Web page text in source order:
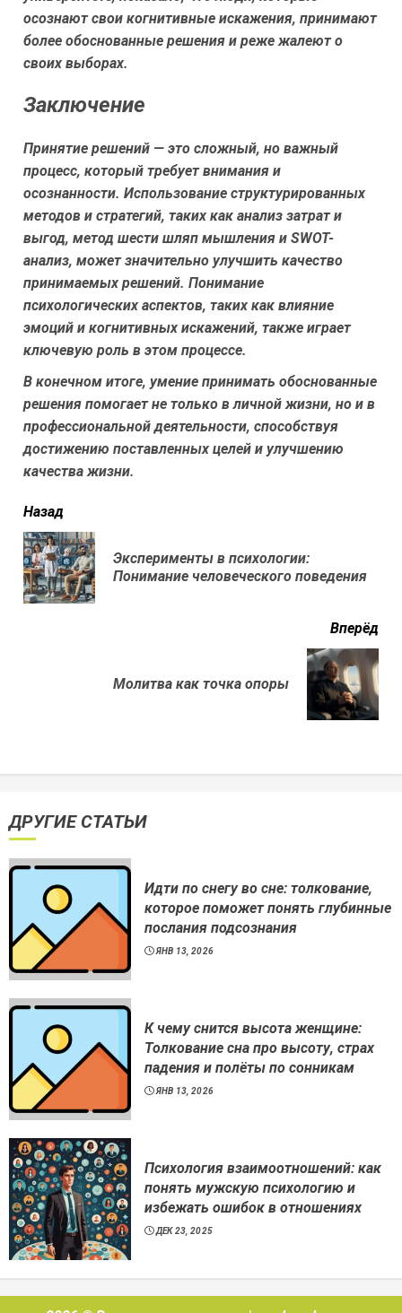
осознают свои когнитивные искажения, принимают
более обоснованные решения и реже жалеют о
своих выборах.
Заключение
Принятие решений — это сложный, но важный
процесс, который требует внимания и
осознанности. Использование структурированных
методов и стратегий, таких как анализ затрат и
выгод, метод шести шляп мышления и SWOT-
анализ, может значительно улучшить качество
принимаемых решений. Понимание
психологических аспектов, таких как влияние
эмоций и когнитивных искажений, также играет
ключевую роль в этом процессе.
В конечном итоге, умение принимать обоснованные
решения помогает не только в личной жизни, но и в
профессиональной деятельности, способствуя
достижению поставленных целей и улучшению
качества жизни.
читать
еще
Назад
Эксперименты в психологии:
Понимание человеческого поведения
Вперёд
Молитва как точка опоры
ДРУГИЕ СТАТЬИ
Идти по снегу во сне: толкование,
которое поможет понять глубинные
послания подсознания
ЯНВ 13, 2026
К чему снится высота женщине:
Толкование сна про высоту, страх
падения и полёты по сонникам
ЯНВ 13, 2026
Психология взаимоотношений: как
понять мужскую психологию и
избежать ошибок в отношениях
ДЕК 23, 2025